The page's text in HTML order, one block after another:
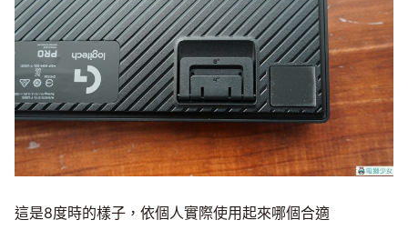
這是8度時的樣子，依個人實際使用起來哪個合適